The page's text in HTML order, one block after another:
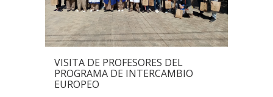
VISITA DE PROFESORES DEL
PROGRAMA DE INTERCAMBIO
EUROPEO